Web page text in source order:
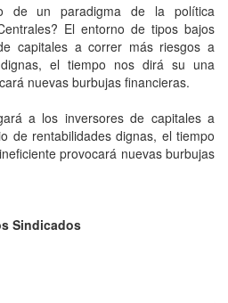
de un paradigma de la política
El entorno de tipos bajos
capitales a correr más riesgos a
el tiempo nos dirá su una
nuevas burbujas financieras.
a los inversores de capitales a
de rentabilidades dignas, el tiempo
provocará nuevas burbujas
Sindicados